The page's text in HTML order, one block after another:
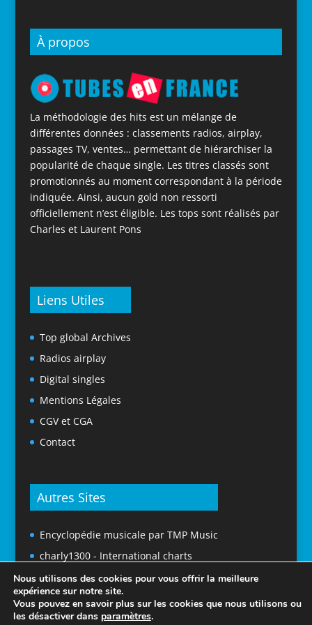
À propos
La méthodologie des hits est un mélange de
différentes données : classements radios, airplay,
passages TV, ventes… permettant de hiérarchiser la
popularité de chaque single. Les titres classés sont
promotionnés au moment correspondant à la période
indiquée. Ainsi, aucun gold non ressorti
officiellement n’est éligible. Les tops sont réalisés par
Charles et Laurent Pons
Liens Utiles
Top global Archives
Radios airplay
Digital singles
Mentions Légales
CGV et CGA
Contact
Autres Sites
Encyclopédie musicale par TMP Music
charly1300 - International charts
Nous utilisons des cookies pour vous offrir la meilleure
expérience sur notre site.
Vous pouvez en savoir plus sur les cookies que nous utilisons ou
les désactiver dans paramètres.